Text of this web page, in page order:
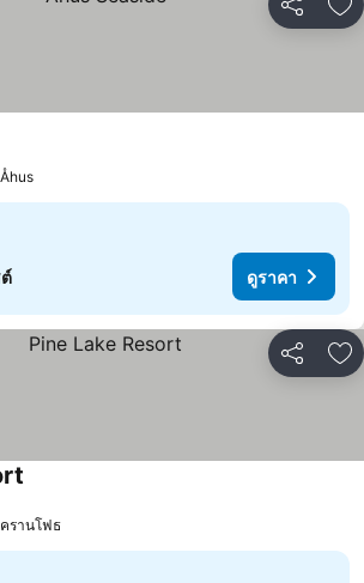
แชร์ เ
Åhus
ดูราคา
แชร์ เ
ครานโฟธ